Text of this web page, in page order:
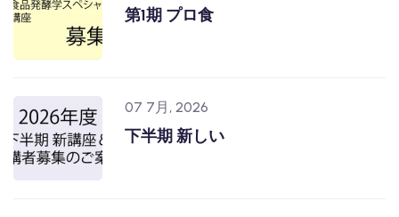
第1期 プロ食
07 7月, 2026
下半期 新しい